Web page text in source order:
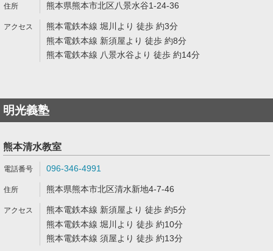
熊本県熊本市北区八景水谷1-24-36
熊本電鉄本線 堀川より 徒歩 約3分
熊本電鉄本線 新須屋より 徒歩 約8分
熊本電鉄本線 八景水谷より 徒歩 約14分
明光義塾
熊本清水教室
096-346-4991
熊本県熊本市北区清水新地4-7-46
熊本電鉄本線 新須屋より 徒歩 約5分
熊本電鉄本線 堀川より 徒歩 約10分
熊本電鉄本線 須屋より 徒歩 約13分